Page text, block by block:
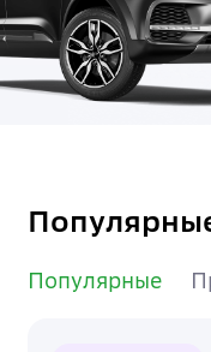
Популярные